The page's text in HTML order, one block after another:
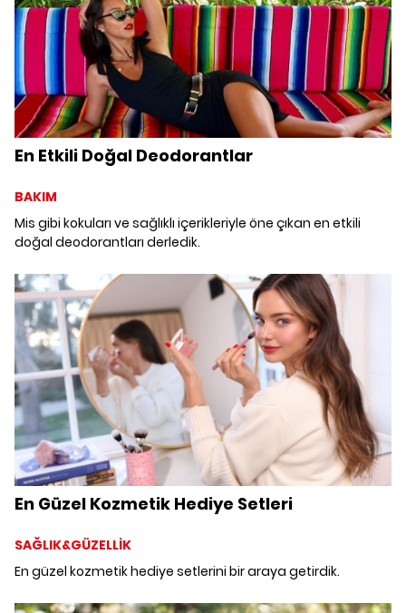
En Etkili Doğal Deodorantlar
BAKIM
Mis gibi kokuları ve sağlıklı içerikleriyle öne çıkan en etkili
doğal deodorantları derledik.
En Güzel Kozmetik Hediye Setleri
SAĞLIK&GÜZELLİK
En güzel kozmetik hediye setlerini bir araya getirdik.